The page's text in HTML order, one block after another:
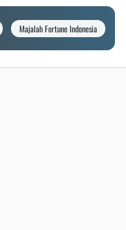
Majalah Fortune Indonesia